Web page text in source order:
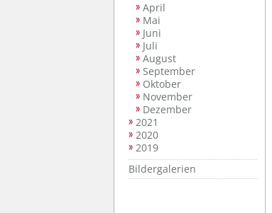
April
Mai
Juni
Juli
August
September
Oktober
November
Dezember
2021
2020
2019
Bildergalerien